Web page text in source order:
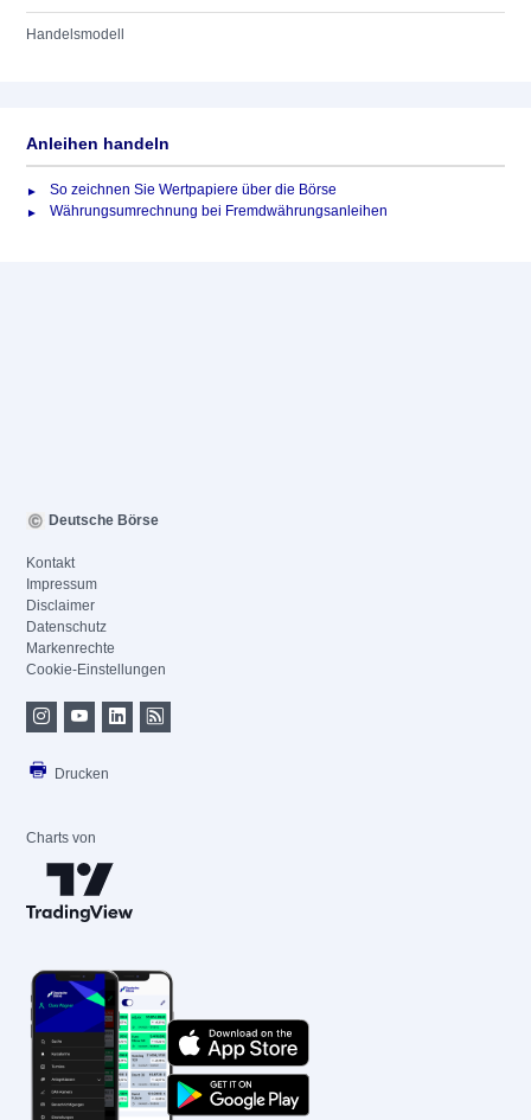
Handelsmodell
Anleihen handeln
So zeichnen Sie Wertpapiere über die Börse
Währungsumrechnung bei Fremdwährungsanleihen
Deutsche Börse
Kontakt
Impressum
Disclaimer
Datenschutz
Markenrechte
Cookie-Einstellungen
Drucken
Charts von